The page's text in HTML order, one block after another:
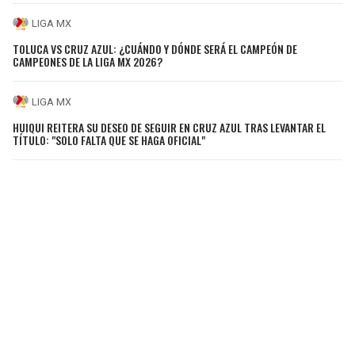
LIGA MX
TOLUCA VS CRUZ AZUL: ¿CUÁNDO Y DÓNDE SERÁ EL CAMPEÓN DE
CAMPEONES DE LA LIGA MX 2026?
LIGA MX
HUIQUI REITERA SU DESEO DE SEGUIR EN CRUZ AZUL TRAS LEVANTAR EL
TÍTULO: "SOLO FALTA QUE SE HAGA OFICIAL"